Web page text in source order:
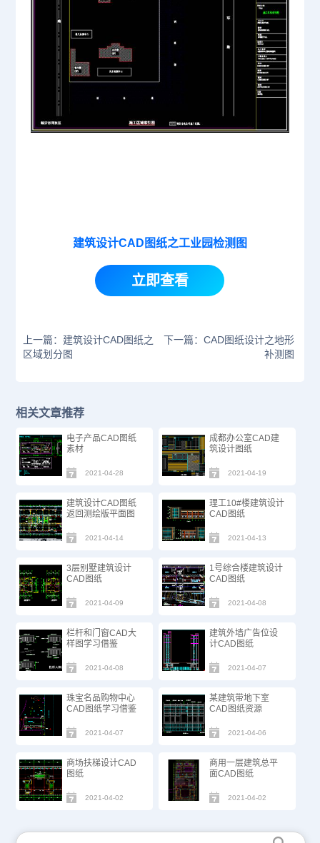
建筑设计CAD图纸之工业园检测图
立即查看
上一篇：建筑设计CAD图纸之
区域划分图
下一篇：CAD图纸设计之地形
补测图
相关文章推荐
电子产品CAD图纸
素材
2021-04-28
成都办公室CAD建
筑设计图纸
2021-04-19
建筑设计CAD图纸
返回测绘版平面图
2021-04-14
理工10#楼建筑设计
CAD图纸
2021-04-13
3层别墅建筑设计
CAD图纸​
2021-04-09
1号综合楼建筑设计
CAD图纸
2021-04-08
栏杆和门窗CAD大
样图学习借鉴
2021-04-08
建筑外墙广告位设
计CAD图纸
2021-04-07
珠宝名品购物中心
CAD图纸学习借鉴
2021-04-07
某建筑带地下室
CAD图纸资源
2021-04-06
商场扶梯设计CAD
图纸
2021-04-02
商用一层建筑总平
面CAD图纸
2021-04-02